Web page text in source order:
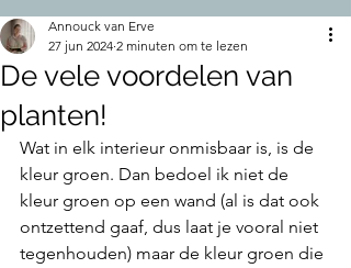
De vele voordelen van
planten!
Annouck van Erve
27 jun 2024 2 minuten om te lezen
Wat in elk interieur onmisbaar is, is de
kleur groen. Dan bedoel ik niet de
kleur groen op een wand (al is dat ook
ontzettend gaaf, dus laat je vooral niet
tegenhouden) maar de kleur groen die